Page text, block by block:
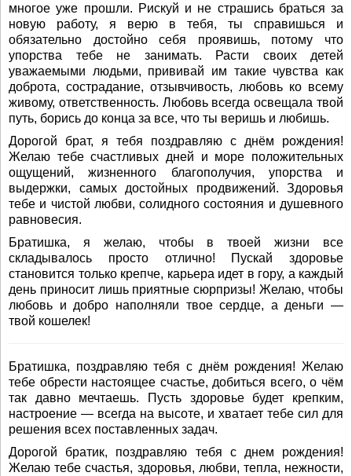
многое уже прошли. Рискуй и не страшись браться за
новую работу, я верю в тебя, ты справишься и
обязательно достойно себя проявишь, потому что
упорства тебе не занимать. Расти своих детей
уважаемыми людьми, прививай им такие чувства как
доброта, сострадание, отзывчивость, любовь ко всему
живому, ответственность. Любовь всегда освещала твой
путь, борись до конца за все, что ты веришь и любишь.
Дорогой брат, я тебя поздравляю с днём рождения!
Желаю тебе счастливых дней и море положительных
ощущений, жизненного благополучия, упорства и
выдержки, самых достойных продвижений. Здоровья
тебе и чистой любви, солидного состояния и душевного
равновесия.
Братишка, я желаю, чтобы в твоей жизни все
складывалось просто отлично! Пускай здоровье
становится только крепче, карьера идет в гору, а каждый
день приносит лишь приятные сюрпризы! Желаю, чтобы
любовь и добро наполняли твое сердце, а деньги —
твой кошелек!
Братишка, поздравляю тебя с днём рождения! Желаю
тебе обрести настоящее счастье, добиться всего, о чём
так давно мечтаешь. Пусть здоровье будет крепким,
настроение — всегда на высоте, и хватает тебе сил для
решения всех поставленных задач.
Дорогой братик, поздравляю тебя с днем рождения!
Желаю тебе счастья, здоровья, любви, тепла, нежности,